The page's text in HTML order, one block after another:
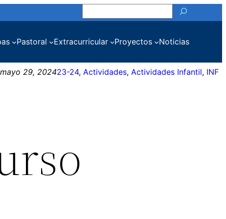
Pastoral Extracurricular Proyectos Noticias
mayo 29, 202423-24, Actividades, Actividades Infantil, INF